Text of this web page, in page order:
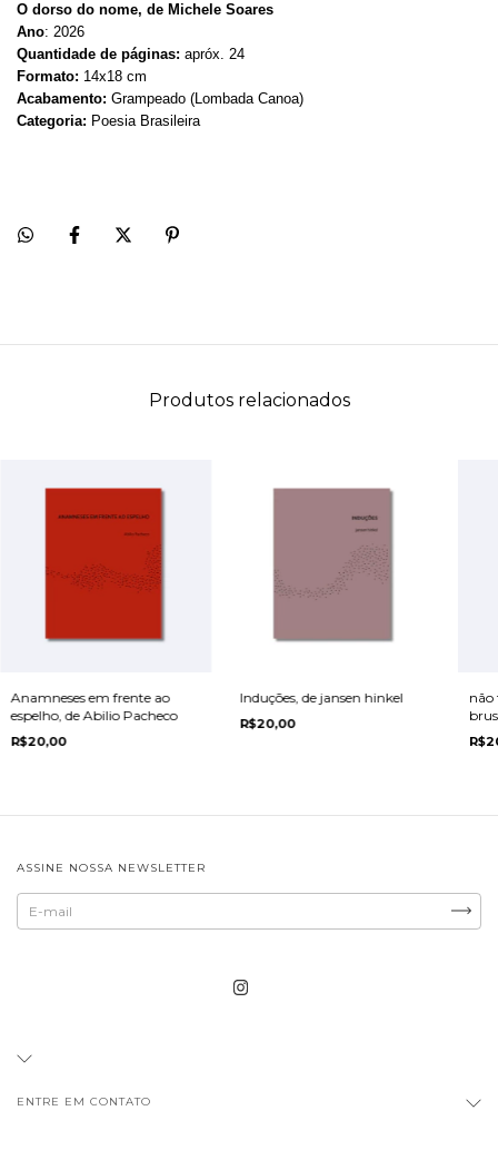
O dorso do nome, de Michele Soares
Ano: 2026
Quantidade de páginas: apróx. 24
Formato: 14x18 cm
Acabamento: Grampeado (Lombada Canoa)
Categoria: Poesia Brasileira
Produtos relacionados
Anamneses em frente ao
espelho, de Abilio Pacheco
R$20,00
Induções, de jansen hinkel
R$20,00
não
ASSINE NOSSA NEWSLETTER
ENTRE EM CONTATO